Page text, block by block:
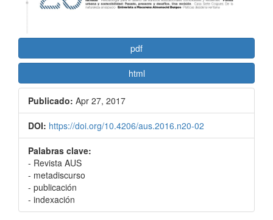
pdf
html
Publicado: Apr 27, 2017
DOI: https://doi.org/10.4206/aus.2016.n20-02
Palabras clave:
- Revista AUS
- metadiscurso
- publicación
- indexación